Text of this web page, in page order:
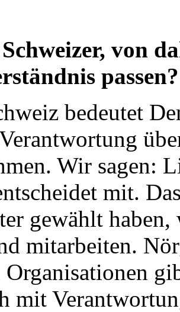
von
passen?
bedeutet
Wir sagen:
mit.
gewählt
mitarbeiten.
mit